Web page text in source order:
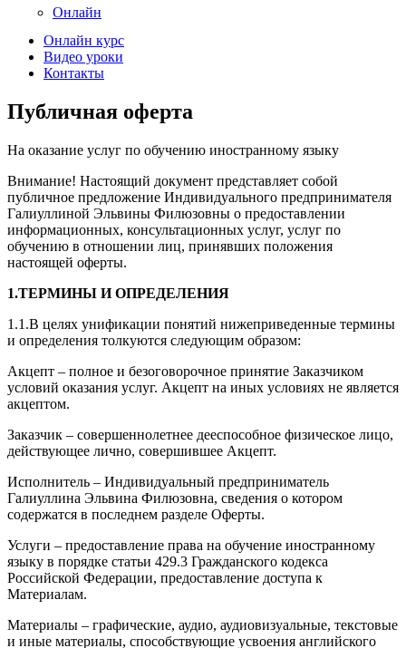
Онлайн
Онлайн курс
Видео уроки
Контакты
Публичная оферта
На оказание услуг по обучению иностранному языку
Внимание! Настоящий документ представляет собой
публичное предложение Индивидуального предпринимателя
Галиуллиной Эльвины Филюзовны о предоставлении
информационных, консультационных услуг, услуг по
обучению в отношении лиц, принявших положения
настоящей оферты.
1.ТЕРМИНЫ И ОПРЕДЕЛЕНИЯ
1.1.В целях унификации понятий нижеприведенные термины
и определения толкуются следующим образом:
Акцепт – полное и безоговорочное принятие Заказчиком
условий оказания услуг. Акцепт на иных условиях не является
акцептом.
Заказчик – совершеннолетнее дееспособное физическое лицо,
действующее лично, совершившее Акцепт.
Исполнитель – Индивидуальный предприниматель
Галиуллина Эльвина Филюзовна, сведения о котором
содержатся в последнем разделе Оферты.
Услуги – предоставление права на обучение иностранному
языку в порядке статьи 429.3 Гражданского кодекса
Российской Федерации, предоставление доступа к
Материалам.
Материалы – графические, аудио, аудиовизуальные, текстовые
и иные материалы, способствующие усвоения английского